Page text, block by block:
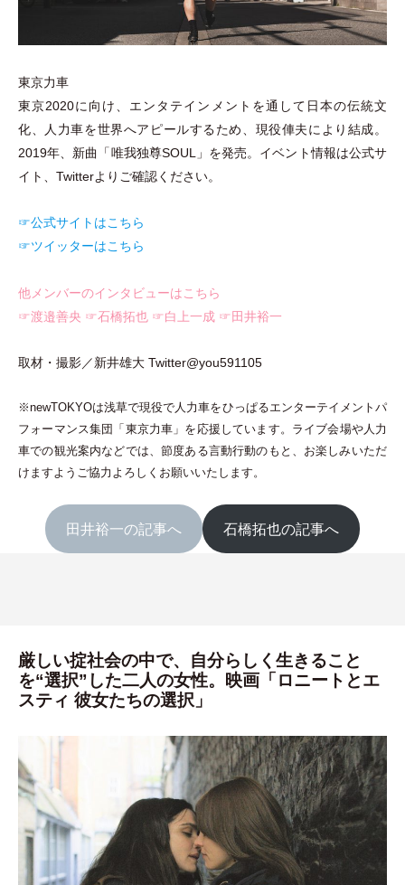
東京力車
東京2020に向け、エンタテインメントを通して日本の伝統文
化、人力車を世界へアピールするため、現役俥夫により結成。
2019年、新曲
「唯我独尊SOUL」 を発売。イベント情報は公式サ
イト、Twitterよりご確認ください。
☞公式サイトはこちら
☞ツイッターはこちら
他メンバーのインタビューはこちら
☞渡邉善央 ☞石橋拓也 ☞白上一成 ☞田井裕一
取材 ・ 撮影／新井雄大 Twitter@you591105
※newTOKYOは浅草で現役で人力車をひっぱるエンターテイメントパ
フォーマンス集団 「 東京力車 」 を応援しています。ライブ会場や人力
車での観光案内などでは、節度ある言動行動のもと、お楽しみいただ
けますようご協力よろしくお願いいたします。
田井裕一の記事へ 石橋拓也の記事へ
厳しい掟社会の中で、自分らしく生きること
を“選択”した二人の女性。映画「ロニートとエ
スティ 彼女たちの選択」